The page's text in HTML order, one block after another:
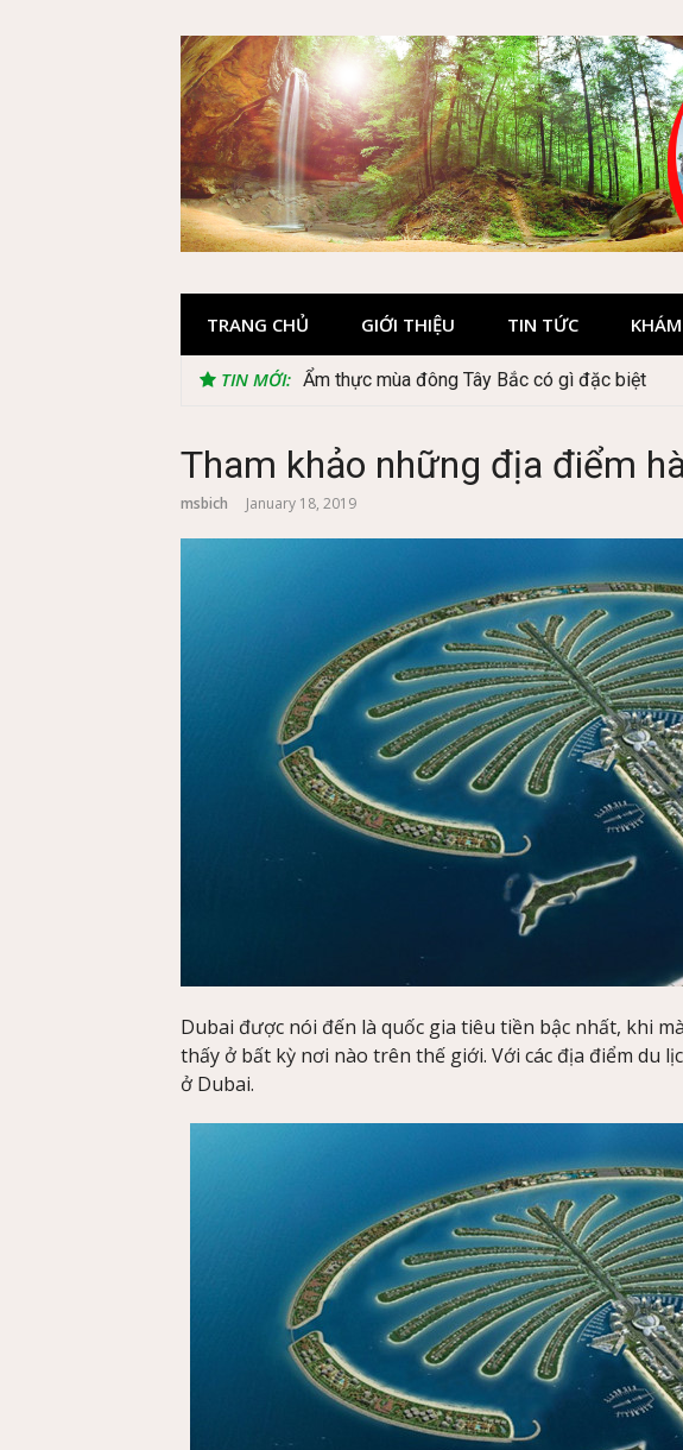
TRANG CHỦ GIỚI THIỆU TIN TỨC
TIN MỚI: Lễ 2/9 có phải mùa du lịch Hà Giang đẹp
Tham khảo những địa điểm
msbich January 18, 2019
Dubai được nói đến là quốc gia tiêu tiền bậc nhất, khi
thấy ở bất kỳ nơi nào trên thế giới. Với các địa điểm du
ở Dubai.